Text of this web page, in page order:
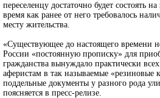
переселенцу достаточно будет состоять
время как ранее от него требовалось
месту жительства.
«Существующее до настоящего времени
России «постоянную прописку» для
гражданства вынуждало практически
аферистам в так называемые «резиновые
поддельные документы у разного рода
поясняется в пресс-релизе.